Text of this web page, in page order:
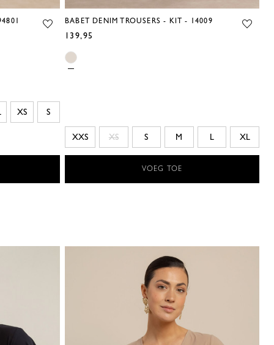
XS S
BABET DENIM TROUSERS - KIT - 14009
139,95
XXS XS S M L XL
VOEG TOE